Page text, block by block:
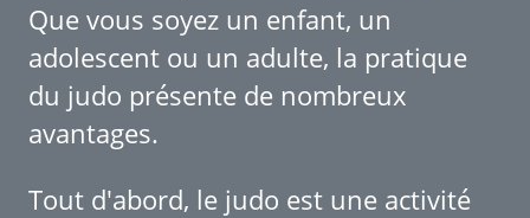
Que vous soyez un enfant, un
adolescent ou un adulte, la pratique
du judo présente de nombreux
avantages.
Tout d'abord, le judo est une activité